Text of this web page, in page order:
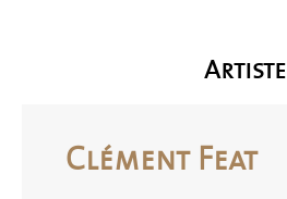
Artiste
Clément Feat